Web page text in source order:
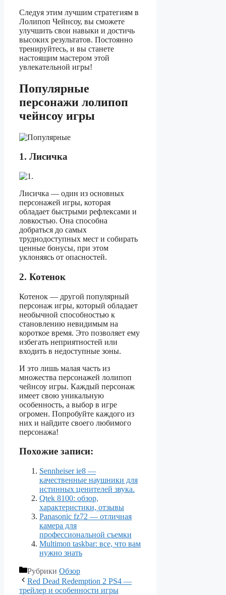
Следуя этим лучшим стратегиям в
Лолипоп Чейнсоу, вы сможете
улучшить свои навыки и достичь
высоких результатов. Постоянно
тренируйтесь, и вы станете
настоящим мастером этой
увлекательной игры!
Популярные
персонажи лолипоп
чейнсоу игры
1. Лисичка
Лисичка — один из основных
персонажей игры, которая
обладает быстрыми рефлексами и
ловкостью. Она способна
добраться до самых
труднодоступных мест и собирать
ценные бонусы, при этом
уклоняясь от опасностей.
2. Котенок
Котенок — другой популярный
персонаж игры, который обладает
необычной способностью к
становлению невидимым на
короткое время. Это позволяет ему
избегать неприятностей или
входить в недоступные зоны.
И это лишь малая часть из
множества персонажей лолипоп
чейнсоу игры. Каждый персонаж
имеет свою уникальную
особенность, а выбор в игре
огромен. Попробуйте каждого из
них и найдите своего любимого
персонажа!
Похожие записи:
Sennheiser ie8 —
качественные наушники для
истинных ценителей звука.
Qtek 8100: обзор,
характеристики, отзывы
Panasonic fz72 — отличная
камера для
профессиональной съемки
Multimon taskbar: все, что вам
нужно знать
Рубрики Обзор
Red Dead Redemption 2 PS4 —
трейлер и особенности игры